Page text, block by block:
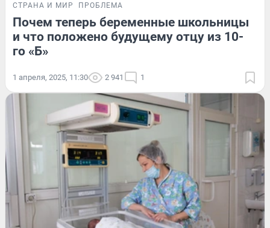
СТРАНА И МИР ПРОБЛЕМА
Почем теперь беременные школьницы
и что положено будущему отцу из 10-
го «Б»
1 апреля, 2025, 11:30 2 941 1